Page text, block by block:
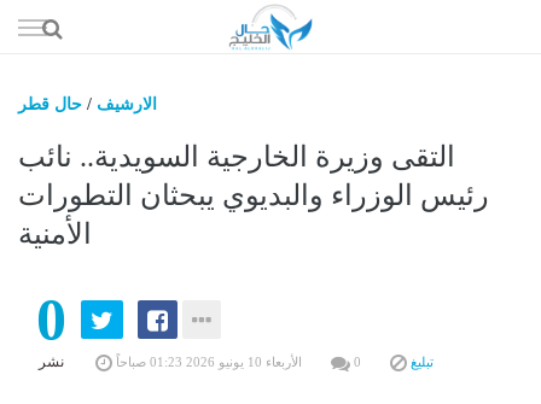
الى
الارشيف / حال قطر
التقى وزيرة الخارجية السويدية.. نائب
رئيس الوزراء والبديوي يبحثان التطورات
الأمنية
0
نشر الأربعاء 10 يونيو 2026 01:23 صباحاً 0 تبليغ
حال
حال
حال
حال المال